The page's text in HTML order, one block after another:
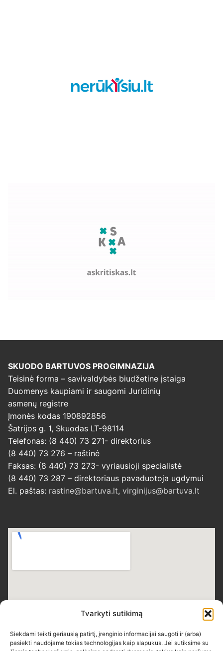
Tvarkyti sutikimą
Siekdami teikti geriausią patirtį, įrenginio informacijai saugoti ir (arba)
pasiekti naudojame tokias technologijas kaip slapukus. Jei sutiksime su
SKUODO BARTUVOS PROGIMNAZIJA
Teisinė forma – savivaldybės biudžetine įstaiga
Duomenys kaupiami ir saugomi Juridinių
asmenų registre
Įmonės kodas 190892856
Šatrijos g. 1, Skuodas LT-98114
Telefonas: (8 440) 73 271- direktorius
(8 440) 73 276 – raštinė
Faksas: (8 440) 73 273- vyriausioji specialistė
(8 440) 73 287 – direktoriaus pavaduotoja ugdymui
El. paštas: rastine@bartuva.lt, virginijus@bartuva.lt